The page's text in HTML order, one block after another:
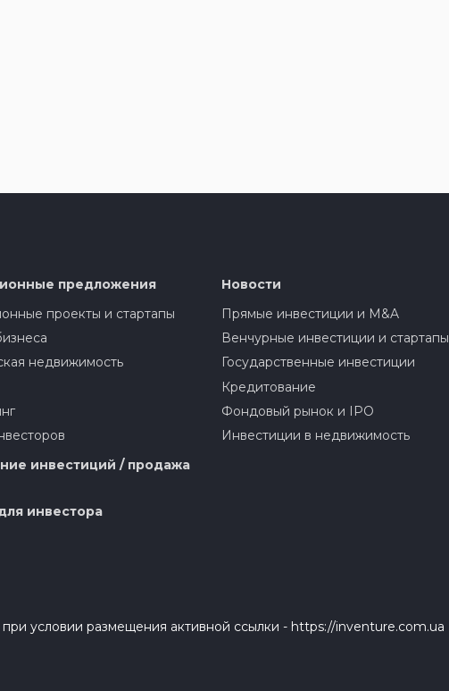
предложения
проекты и стартапы
недвижимость
инвестиций / продажа
инвестора
Новости
Прямые инвестиции и M&A
Венчурные инвестиции и стартапы
Государственные инвестиции
Кредитование
Фондовый рынок и IPO
Инвестиции в недвижимость
условии размещения активной ссылки - https://inventure.com.ua